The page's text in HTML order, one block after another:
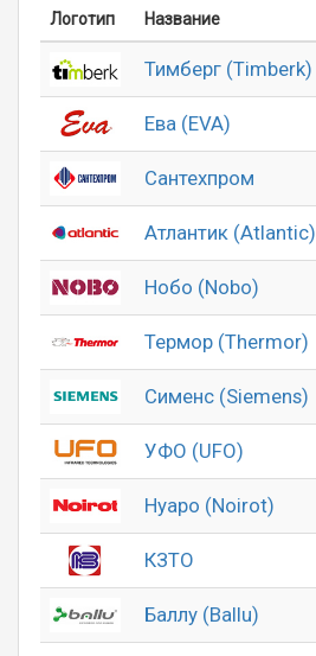
Логотип Название
Тимберг (Timberk)
Ева (EVA)
Сантехпром
Атлантик (Atlantic)
Нобо (Nobo)
Термор (Thermor)
Сименс (Siemens)
УФО (UFO)
Нуаро (Noirot)
КЗТО
Баллу (Ballu)